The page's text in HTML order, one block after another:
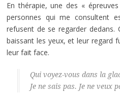
En thérapie, une des «
personnes qui me consultent
refusent de se regarder dedans.
baissant les yeux, et leur regard
leur fait face.
Qui voyez-vous dans la
Je ne sais pas. Je ne veux